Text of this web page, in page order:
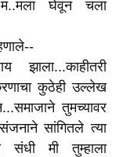
घेवून चला
झाला...काहीतरी
कुठेही उल्लेख
तुमच्यावर
सांगितले त्या
संधी मी तुम्हाला